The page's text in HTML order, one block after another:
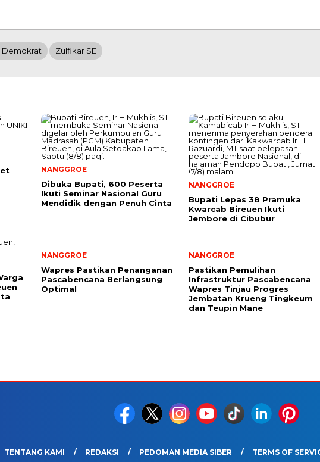
Demokrat Zulfikar SE
NANGGROE
Dibuka Bupati, 600 Peserta
Ikuti Seminar Nasional Guru
Mendidik dengan Penuh Cinta
NANGGROE
Bupati Lepas 38 Pramuka
Kwarcab Bireuen Ikuti
Jembore di Cibubur
NANGGROE
Wapres Pastikan Penanganan
Pascabencana Berlangsung
Optimal
NANGGROE
Pastikan Pemulihan
Infrastruktur Pascabencana
Wapres Tinjau Progres
Jembatan Krueng Tingkeum
dan Teupin Mane
TENTANG KAMI REDAKSI PEDOMAN MEDIA SIBER TERMS OF